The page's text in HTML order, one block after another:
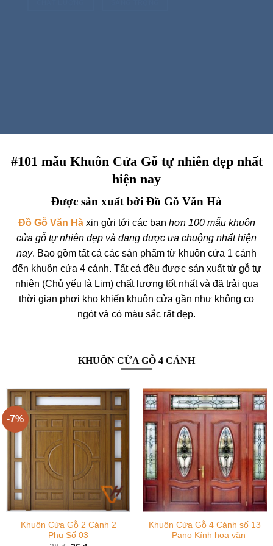
#101 mẫu Khuôn Cửa Gỗ tự nhiên đẹp nhất
hiện nay
Được sản xuất bởi Đồ Gỗ Văn Hà
Đồ Gỗ Văn Hàxin gửi tới các bạn hơn 100 mẫu khuôn
cửa gỗ tự nhiên đẹp và đang được ưa chuộng nhất hiện
nay. Bao gồm tất cả các sản phẩm từ khuôn cửa 1 cánh
đến khuôn cửa 4 cánh. Tất cả đều được sản xuất từ gỗ tự
nhiên (Chủ yếu là Lim) chất lượng tốt nhất và đã trải qua
thời gian phơi kho khiến khuôn cửa gần như không co
ngót và có màu sắc rất đẹp.
KHUÔN CỬA GỖ 4 CÁNH
-7%
Khuôn Cửa Gỗ 2 Cánh 2
Phụ Số 03
Khuôn Cửa Gỗ 4 Cánh số 13
– Pano Kính hoa văn